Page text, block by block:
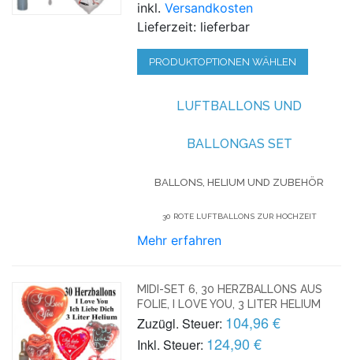
inkl.Versandkosten
Lieferzeit: lieferbar
PRODUKTOPTIONEN WÄHLEN
LUFTBALLONS UND
BALLONGAS SET
BALLONS, HELIUM UND ZUBEHÖR
30 ROTE LUFTBALLONS ZUR HOCHZEIT
Mehr erfahren
MIDI-SET 6, 30 HERZBALLONS AUS
FOLIE, I LOVE YOU, 3 LITER HELIUM
Zuzügl. Steuer: 104,96 €
Inkl. Steuer: 124,90 €